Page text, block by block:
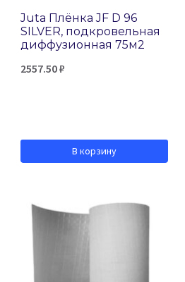
Juta Плёнка JF D 96
SILVER, подкровельная
диффузионная 75м2
2557.50₽
В корзину